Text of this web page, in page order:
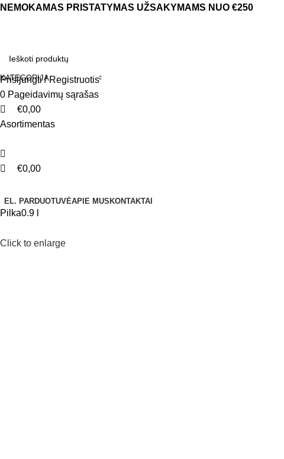
NEMOKAMAS PRISTATYMAS UŽSAKYMAMS NUO €250
KATEGORIJA
Prisijungti / Registruotis
0 Pageidavimų sąrašas
€0,00
Asortimentas
€0,00
EL. PARDUOTUVĖAPIE MUS KONTAKTAI
Pilka0.9 l
Click to enlarge